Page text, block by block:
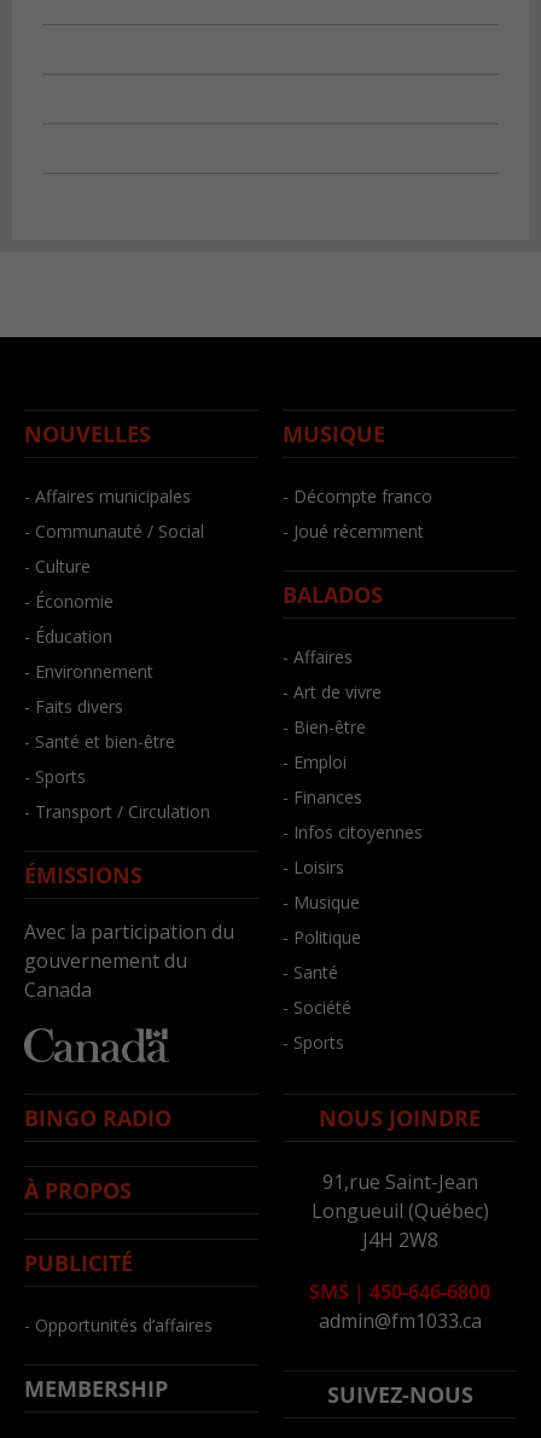
NOUVELLES
- Affaires municipales
- Communauté / Social
- Culture
- Économie
- Éducation
- Environnement
- Faits divers
- Santé et bien-être
- Sports
- Transport / Circulation
ÉMISSIONS
Avec la participation du
gouvernement du
Canada
MUSIQUE
- Décompte franco
- Joué récemment
BALADOS
- Affaires
- Art de vivre
- Bien-être
- Emploi
- Finances
- Infos citoyennes
- Loisirs
- Musique
- Politique
- Santé
- Société
- Sports
BINGO RADIO
À PROPOS
PUBLICITÉ
- Opportunités d’affaires
MEMBERSHIP
NOUS JOINDRE
91,rue Saint-Jean
Longueuil (Québec)
J4H 2W8
SMS | 450-646-6800
admin@fm1033.ca
SUIVEZ-NOUS